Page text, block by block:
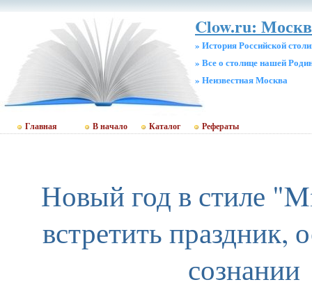
Clow.ru:
» История Российской
» Все о столице нашей
» Неизвестная Москва
Главная В начало Каталог Рефераты
Новый год в стиле
встретить праздник,
сознании